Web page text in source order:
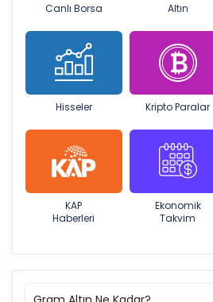
Canlı Borsa Altın
Hisseler Kripto Paralar
KAP
Haberleri
Ekonomik
Takvim